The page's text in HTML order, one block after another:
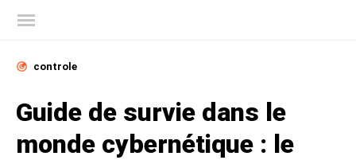
controle
Guide de survie dans le
monde cybernétique : le